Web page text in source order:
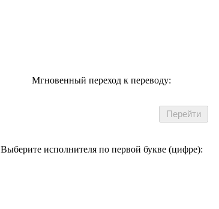
Мгновенный переход к переводу:
Выберите исполнителя по первой букве (цифре):